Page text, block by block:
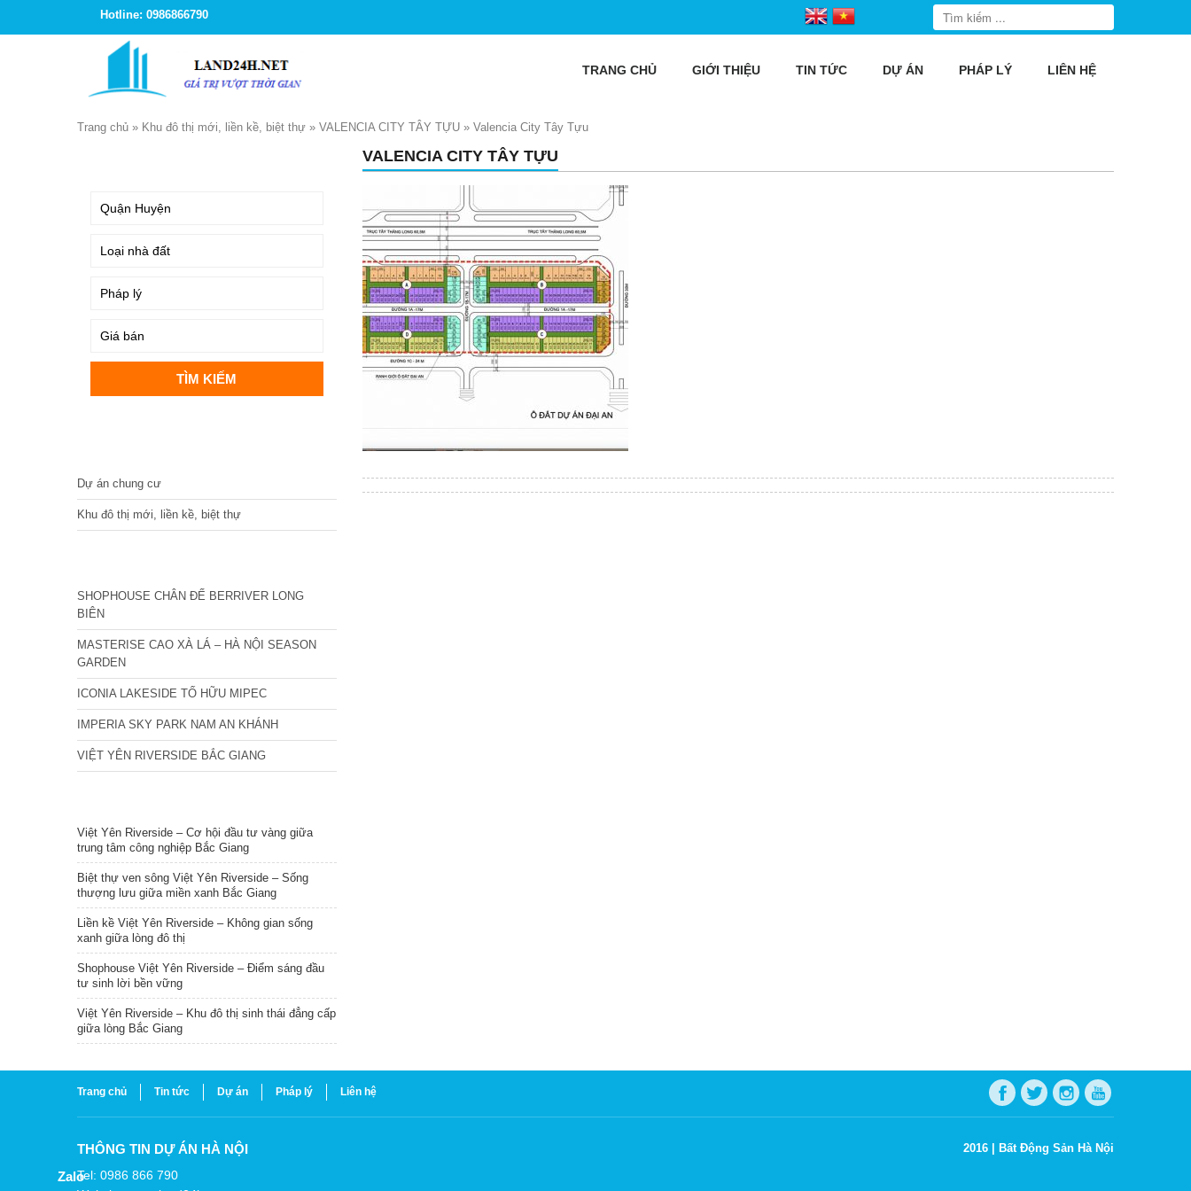
Hotline: 0986866790
TRANG CHỦ GIỚI THIỆU TIN TỨC DỰ ÁN PHÁP LÝ LIÊN HỆ
Trang chủ » Khu đô thị mới, liền kề, biệt thự » VALENCIA CITY TÂY TỰU » Valencia City Tây Tựu
VALENCIA CITY TÂY TỰU
Dự án chung cư
Khu đô thị mới, liền kề, biệt thự
SHOPHOUSE CHÂN ĐẾ BERRIVER LONG
BIÊN
MASTERISE CAO XÀ LÁ – HÀ NỘI SEASON
GARDEN
ICONIA LAKESIDE TỐ HỮU MIPEC
IMPERIA SKY PARK NAM AN KHÁNH
VIỆT YÊN RIVERSIDE BẮC GIANG
Việt Yên Riverside – Cơ hội đầu tư vàng giữa
trung tâm công nghiệp Bắc Giang
Biệt thự ven sông Việt Yên Riverside – Sống
thượng lưu giữa miền xanh Bắc Giang
Liền kề Việt Yên Riverside – Không gian sống
xanh giữa lòng đô thị
Shophouse Việt Yên Riverside – Điểm sáng đầu
tư sinh lời bền vững
Việt Yên Riverside – Khu đô thị sinh thái đẳng cấp
giữa lòng Bắc Giang
Trang chủ Tin tức Dự án Pháp lý Liên hệ
THÔNG TIN DỰ ÁN HÀ NỘI
Tel: 0986 866 790
2016 | Bất Động Sản Hà Nội
Zalo